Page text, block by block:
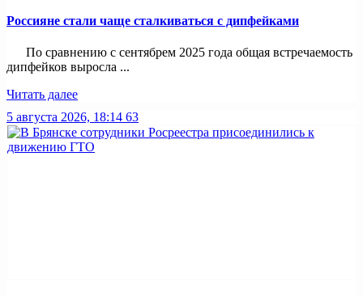
Россияне стали чаще сталкиваться с дипфейками
По сравнению с сентябрем 2025 года общая встречаемость
дипфейков выросла ...
Читать далее
5 августа 2026, 18:14 63